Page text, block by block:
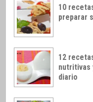
10
preparar
12
nutritivas
diario